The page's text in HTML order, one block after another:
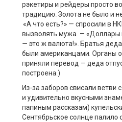
рэкетиры и рейдеры просто
традицию. Золота не было и
«А что есть?» — спросили в
вызволять мужа. — «Доллары
— это ж валюта!». Братья
были американцами. Органы
приняли перевод — деда
построена.)
Из-за заборов свисали
и удивительно вкусными
папиным рассказам)
Сентябрьское солнце палило